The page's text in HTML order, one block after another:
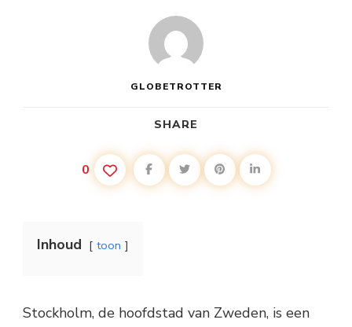
GLOBETROTTER
SHARE
0
Inhoud toon
Stockholm, de hoofdstad van Zweden, is een